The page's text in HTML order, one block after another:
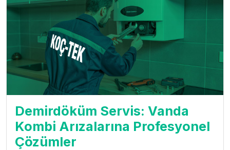
Demirdöküm Servis: Vanda
Kombi Arızalarına Profesyonel
Çözümler